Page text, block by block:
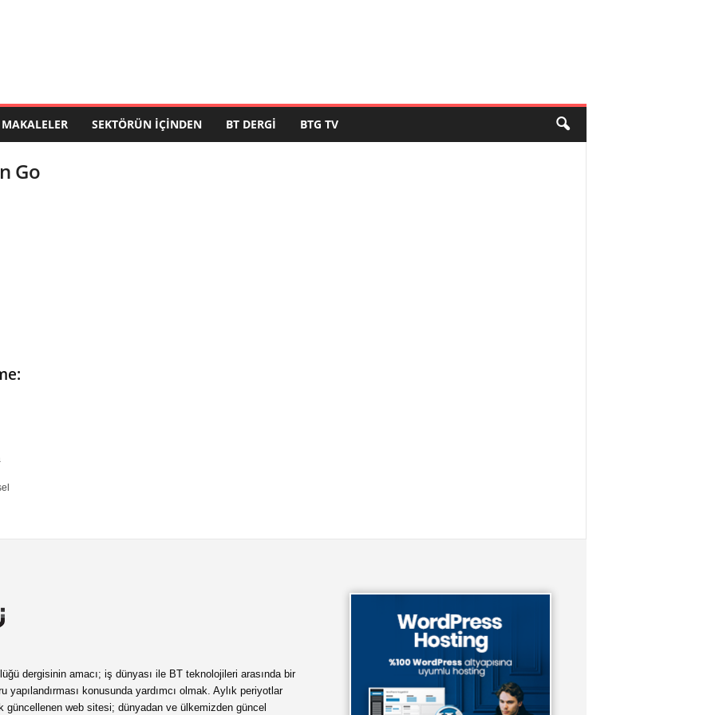
MAKALELER SEKTÖRÜN İÇINDEN BT DERGI BTG TV
Go
dergisinin amacı; iş dünyası ile BT teknolojileri arasında bir
yapılandırması konusunda yardımcı olmak. Aylık periyotlar
güncellenen web sitesi; dünyadan ve ülkemizden güncel